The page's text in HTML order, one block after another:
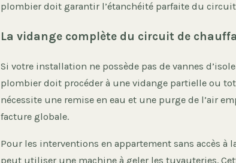
plombier doit garantir l’étanchéité parfaite du
La vidange complète du circuit de
Si votre installation ne possède pas de vannes
plombier doit procéder à une vidange partielle ou
nécessite une remise en eau et une purge de l’air
facture globale.
Pour les interventions en appartement sans accès à
peut utiliser une machine à geler les tuyauteries.